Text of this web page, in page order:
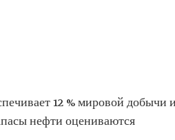
12 % мировой добычи
нефти оцениваются